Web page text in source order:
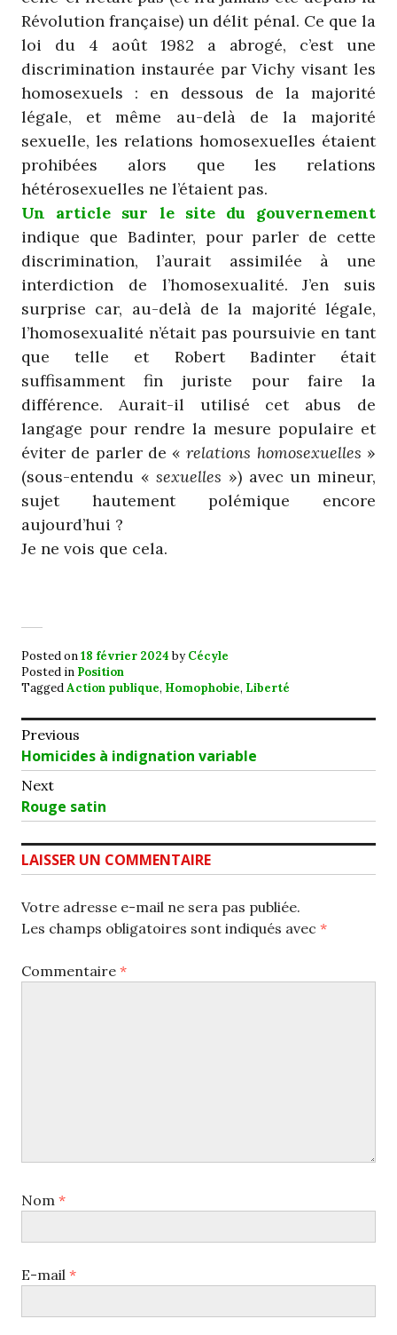
Révolution française) un délit pénal. Ce que la
loi du 4 août 1982 a abrogé, c’est une
discrimination instaurée par Vichy visant les
homosexuels : en dessous de la majorité
légale, et même au-delà de la majorité
sexuelle, les relations homosexuelles étaient
prohibées alors que les relations
hétérosexuelles ne l’étaient pas.
Un article sur le site du gouvernement
indique que Badinter, pour parler de cette
discrimination, l’aurait assimilée à une
interdiction de l’homosexualité. J’en suis
surprise car, au-delà de la majorité légale,
l’homosexualité n’était pas poursuivie en tant
que telle et Robert Badinter était
suffisamment fin juriste pour faire la
différence. Aurait-il utilisé cet abus de
langage pour rendre la mesure populaire et
éviter de parler de «relations homosexuelles »
(sous-entendu «sexuelles ») avec un mineur,
sujet hautement polémique encore
aujourd’hui ?
Je ne vois que cela.
Posted on18 février 2024 byCécyle
Posted in Position
TaggedAction publique, Homophobie, Liberté
Navigation
de
l’article
Previous
Previous
post:
Homicides à indignation variable
Next
Next
post:
Rouge satin
LAISSER UN COMMENTAIRE
Votre adresse e-mail ne sera pas publiée.
Les champs obligatoires sont indiqués avec *
Commentaire *
Nom *
E-mail *